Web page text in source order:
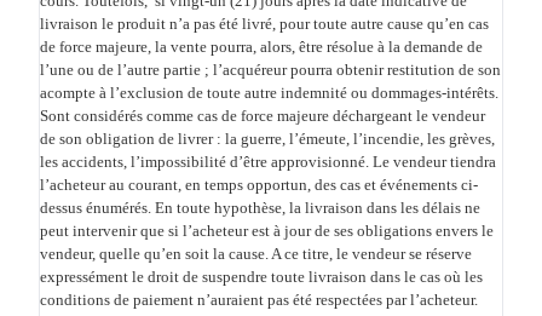
livraison le produit n’a pas été livré, pour toute autre cause qu’en cas
de force majeure, la vente pourra, alors, être résolue à la demande de
l’une ou de l’autre partie ; l’acquéreur pourra obtenir restitution de son
acompte à l’exclusion de toute autre indemnité ou dommages-intérêts.
Sont considérés comme cas de force majeure déchargeant le vendeur
de son obligation de livrer : la guerre, l’émeute, l’incendie, les grèves,
les accidents, l’impossibilité d’être approvisionné. Le vendeur tiendra
l’acheteur au courant, en temps opportun, des cas et événements ci-
dessus énumérés. En toute hypothèse, la livraison dans les délais ne
peut intervenir que si l’acheteur est à jour de ses obligations envers le
vendeur, quelle qu’en soit la cause. A ce titre, le vendeur se réserve
expressément le droit de suspendre toute livraison dans le cas où les
conditions de paiement n’auraient pas été respectées par l’acheteur.